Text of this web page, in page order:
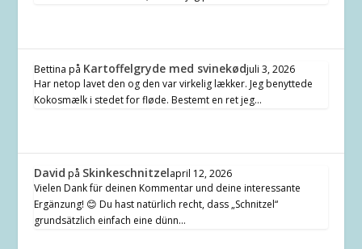
Bettina på Kartoffelgryde med svinekødjuli 3, 2026
Har netop lavet den og den var virkelig lækker. Jeg benyttede
Kokosmælk i stedet for fløde. Bestemt en ret jeg…
David på Skinkeschnitzelapril 12, 2026
Vielen Dank für deinen Kommentar und deine interessante
Ergänzung! 😊 Du hast natürlich recht, dass „Schnitzel“
grundsätzlich einfach eine dünn…